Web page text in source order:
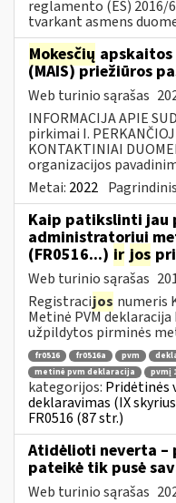
reglamento (ES) 2016/
tvarkant asmens
Mokesčių
(MAIS) priežiūros
Web turinio sąrašas
INFORMACIJA APIE
pirkimai I.
KONTAKTINIAI
organizacijos
Metai: 2022
Kaip patikslinti jau
administratoriui
(FR0516...) ir jos
Web turinio sąrašas
Registracijos numeris
Metinė PVM deklaracija
užpildytos pirminės
fr0516 fr0516a pvm
metinė pvm deklaracija
pvmį
kategorijos: Pridėtinės
deklaravimas (IX
FR0516 (87 str.)
Atidėlioti neverta –
pateikė tik pusė
Web turinio sąrašas